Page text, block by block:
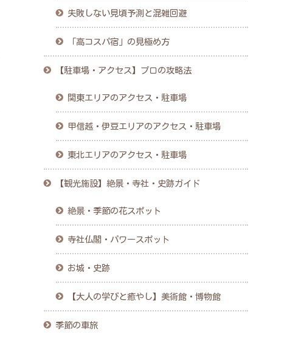
失敗しない見頃予測と混雑回避
「高コスパ宿」の見極め方
【駐車場・アクセス】プロの攻略法
関東エリアのアクセス・駐車場
甲信越・伊豆エリアのアクセス・駐車場
東北エリアのアクセス・駐車場
【観光施設】絶景・寺社・史跡ガイド
絶景・季節の花スポット
寺社仏閣・パワースポット
お城・史跡
【大人の学びと癒やし】美術館・博物館
季節の車旅